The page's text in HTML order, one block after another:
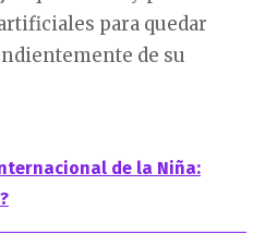
para quedar
de su
de la Niña: